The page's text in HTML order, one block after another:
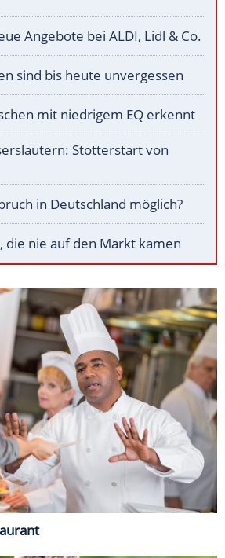
Angebote bei ALDI, Lidl & Co.
sind bis heute unvergessen
mit niedrigem EQ erkennt
Stotterstart von
in Deutschland möglich?
die nie auf den Markt kamen